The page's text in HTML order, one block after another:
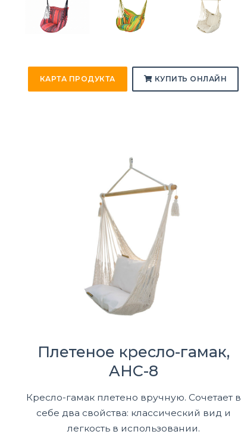
КАРТА ПРОДУКТА КУПИТЬ ОНЛАЙН
Плетеное кресло-гамак,
AHC-8
Кресло-гамак плетено вручную. Сочетает в
себе два свойства: классический вид и
легкость в использовании.